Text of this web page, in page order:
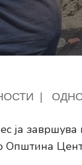
ја завршува
Општина